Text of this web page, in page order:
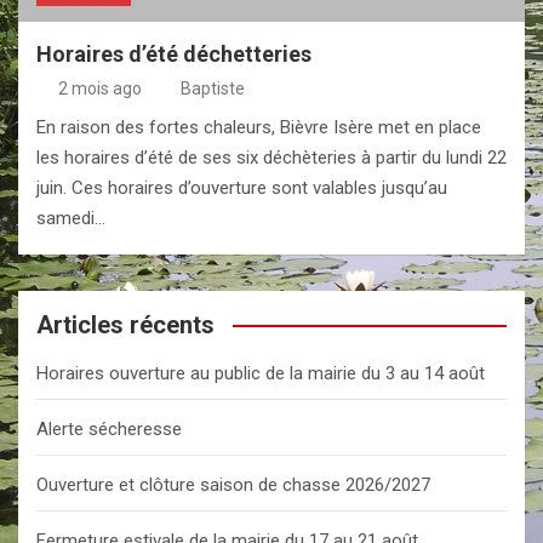
Horaires d’été déchetteries
2 mois ago Baptiste
En raison des fortes chaleurs, Bièvre Isère met en place
les horaires d’été de ses six déchèteries à partir du lundi 22
juin. Ces horaires d’ouverture sont valables jusqu’au
samedi…
Articles récents
Horaires ouverture au public de la mairie du 3 au 14 août
Alerte sécheresse
Ouverture et clôture saison de chasse 2026/2027